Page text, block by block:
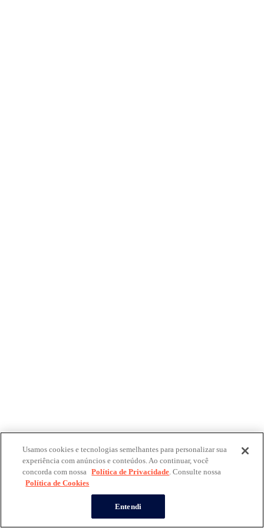
Usamos cookies e tecnologias semelhantes para personalizar sua
experiência com anúncios e conteúdos. Ao continuar, você
concorda com nossa Política de Privacidade. Consulte nossa
Política de Cookies
Entendi